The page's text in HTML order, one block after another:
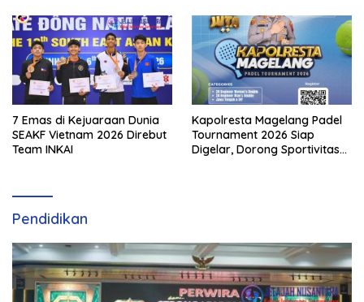
7 Emas di Kejuaraan Dunia
SEAKF Vietnam 2026 Direbut
Team INKAI
Kapolresta Magelang Padel
Tournament 2026 Siap
Digelar, Dorong Sportivitas
Pendidikan